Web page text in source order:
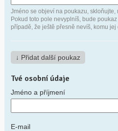
Jméno se objeví na poukazu, skloňujte,
Pokud toto pole nevyplníš, bude
případě, že ještě přesně nevíš, komu jej
Tvé osobní údaje
Jméno a příjmení
E-mail